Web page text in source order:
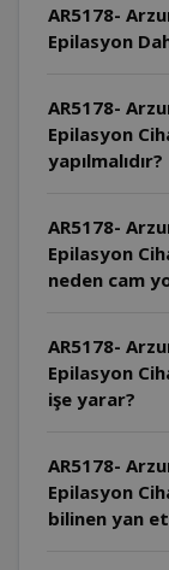
AR5178-
Epilasyon
AR5178-
Epilasyon
yapılmalıdır?
AR5178-
Epilasyon
neden cam
AR5178-
Epilasyon Cihazında bikini
işe yarar?
AR5178-
Epilasyon
bilinen yan